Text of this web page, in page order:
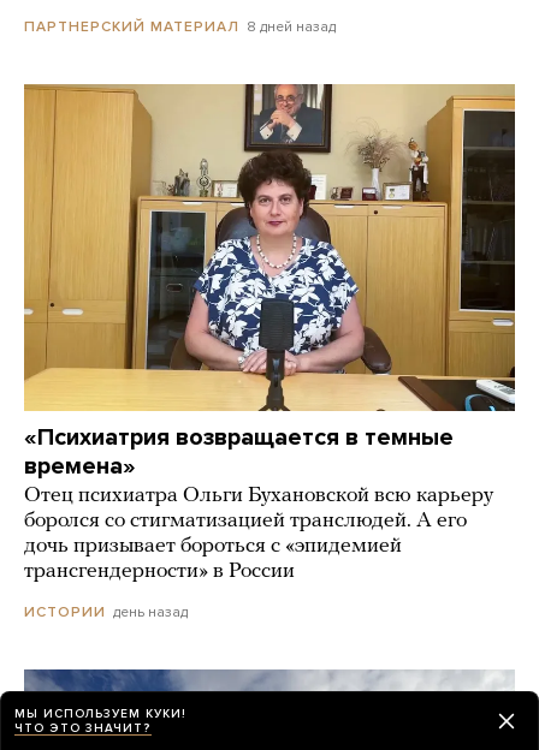
ПАРТНЕРСКИЙ МАТЕРИАЛ 8 дней назад
«Психиатрия возвращается в темные
времена»
Отец психиатра Ольги Бухановской всю карьеру
боролся со стигматизацией транслюдей. А его
дочь призывает бороться с «эпидемией
трансгендерности» в России
ИСТОРИИ день назад
МЫ ИСПОЛЬЗУЕМ КУКИ!
ЧТО ЭТО ЗНАЧИТ?